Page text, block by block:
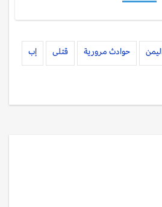
حوادث مرورية قتلى إب